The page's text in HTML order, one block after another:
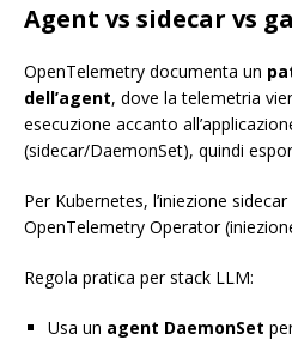
Agent vs sidecar vs
OpenTelemetry documenta un
dell’agent, dove la telemetria
esecuzione accanto
(sidecar/DaemonSet), quindi
Per Kubernetes, l’iniezione
OpenTelemetry Operator
Regola pratica per stack LLM:
Usa un agent DaemonSet